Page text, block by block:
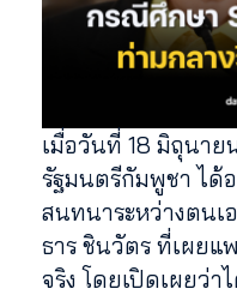
เมื่อวันที่ 18 มิถุนา
รัฐมนตรีกัมพูชา ได้
สนทนาระหว่างตน
ธาร ชินวัตร ที่เผยแ
จริง โดยเปิดเผยว่